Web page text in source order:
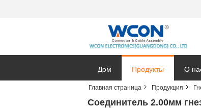
Дом Продукты О
Главная страница Продукция
Соединитель 2.00мм